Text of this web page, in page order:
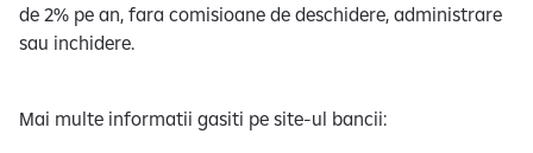
de 2% pe an, fara comisioane de deschidere, administrare
sau inchidere.
Mai multe informatii gasiti pe site-ul bancii: